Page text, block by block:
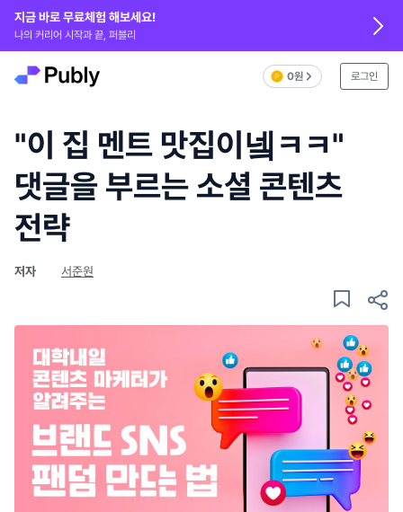
지금 바로 무료체험 해보세요!
나의 커리어 시작과 끝, 퍼블리
0원 로그인
"이 집 멘트 맛집이넼ㅋㅋ"
댓글을 부르는 소셜 콘텐츠
전략
저자 서준원